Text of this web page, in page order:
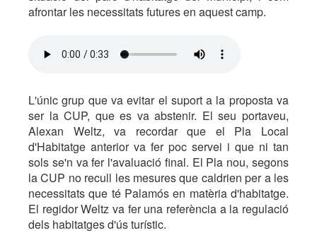
afrontar les necessitats futures en aquest camp.
L'únic grup que va evitar el suport a la proposta va
ser la CUP, que es va abstenir. El seu portaveu,
Alexan Weltz, va recordar que el Pla Local
d'Habitatge anterior va fer poc servei i que ni tan
sols se'n va fer l'avaluació final. El Pla nou, segons
la CUP no recull les mesures que caldrien per a les
necessitats que té Palamós en matèria d'habitatge.
El regidor Weltz va fer una referència a la regulació
dels habitatges d'ús turístic.